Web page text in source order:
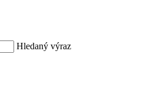
Hledaný výraz